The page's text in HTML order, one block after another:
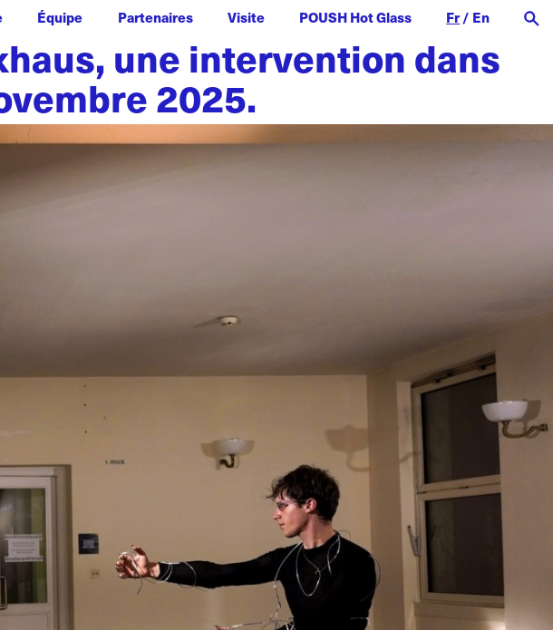
Équipe Partenaires Visite POUSH Hot Glass Fr/ En
une intervention dans
2025.